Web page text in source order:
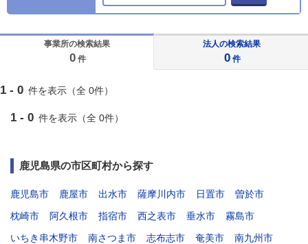
事業所の検索結果
0 件
法人の検索結果
0 件
1 - 0 件を表示（全 0件）
1 - 0 件を表示（全 0件）
鹿児島県の市区町村から探す
鹿児島市 鹿屋市 出水市 薩摩川内市 日置市
曽於市
枕崎市
阿久根市 指宿市 西之表市 垂水市
霧島市
いちき串木野市
南さつま市 志布志市 奄美市
南九州市